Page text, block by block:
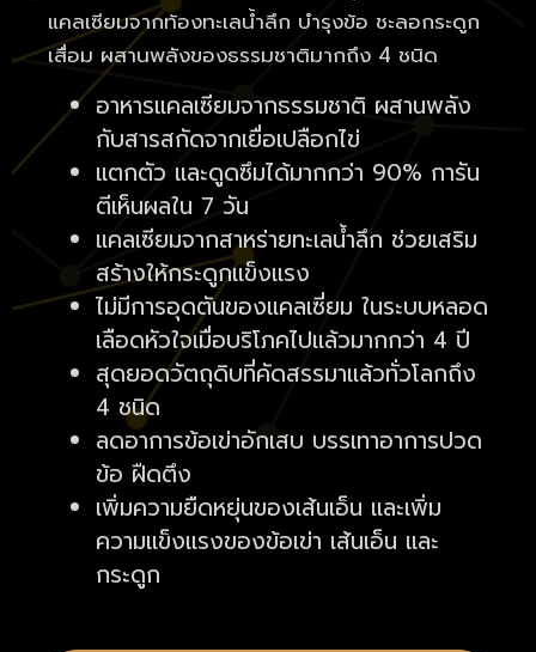
แคลเซียมจากท้องทะเลน้ำลึก บำรุงข้อ ชะลอกระดูก
เสื่อม ผสานพลังของธรรมชาติมากถึง 4 ชนิด
อาหารแคลเซียมจากธรรมชาติ ผสานพลัง
กับสารสกัดจากเยื่อเปลือกไข่
แตกตัว และดูดซึมได้มากกว่า 90% การัน
ตีเห็นผลใน 7 วัน
แคลเซียมจากสาหร่ายทะเลน้ำลึก ช่วยเสริม
สร้างให้กระดูกแข็งแรง
ไม่มีการอุดตันของแคลเซี่ยม ในระบบหลอด
เลือดหัวใจเมื่อบริโภคไปแล้วมากกว่า 4 ปี
สุดยอดวัตถุดิบที่คัดสรรมาแล้วทั่วโลกถึง
4 ชนิด
ลดอาการข้อเข่าอักเสบ บรรเทาอาการปวด
ข้อ ฝืดตึง
เพิ่มความยืดหยุ่นของเส้นเอ็น และเพิ่ม
ความแข็งแรงของข้อเข่า เส้นเอ็น และ
กระดูก